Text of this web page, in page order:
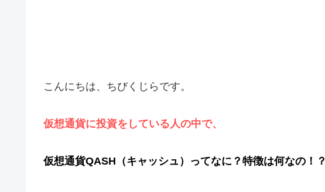
こんにちは、ちびくじらです。
仮想通貨に投資をしている人の中で、
仮想通貨QASH（キャッシュ）ってなに？特徴は何なの！？